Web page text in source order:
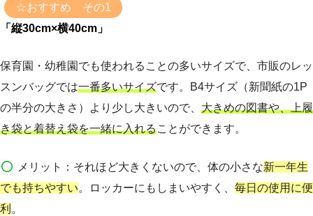
☆おすすめ その1
「縦30cm×横40cm」
保育園・幼稚園でも使われることの多いサイズで、市販のレッ
スンバッグでは一番多いサイズです。B4サイズ（新聞紙の1P
の半分の大きさ）より少し大きいので、 大きめの図書や、上履
き袋と着替え袋を一緒に入れることができます。
メリット ：それほど大きくないので、体の小さな新一年生
でも持ちやすい。ロッカーにもしまいやすく、 毎日の使用に便
利 。